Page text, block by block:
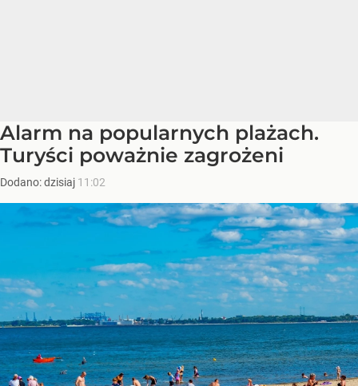
Alarm na popularnych plażach.
Turyści poważnie zagrożeni
Dodano:dzisiaj 11:02